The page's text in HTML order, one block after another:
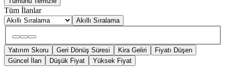
Tüm İlanlar
Akıllı Sıralama
Yatırım Skoru Geri Dönüş Süresi Kira Geliri
Fiyatı Düşen
Güncel İlan
Düşük Fiyat Yüksek Fiyat